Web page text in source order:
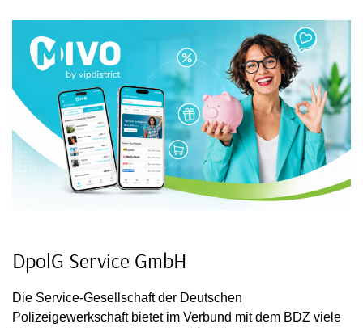
DpolG Service GmbH
Die Service-Gesellschaft der Deutschen
Polizeigewerkschaft bietet im Verbund mit dem BDZ viele